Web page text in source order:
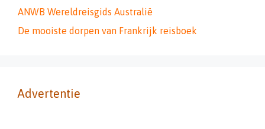
ANWB Wereldreisgids Australië
De mooiste dorpen van Frankrijk reisboek
Advertentie